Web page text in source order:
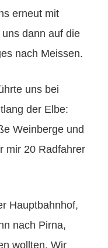
erneut mit
dann auf die
nach Meissen.
uns bei
der Elbe:
Weinberge und
mir 20 Radfahrer
Hauptbahnhof,
nach Pirna,
wollten. Wir